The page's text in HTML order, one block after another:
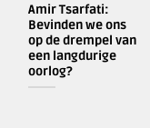
Amir Tsarfati:
Bevinden we ons
op de drempel van
een langdurige
oorlog?